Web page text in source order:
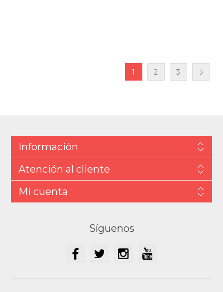
1 2 3
Información
Atención al cliente
Mi cuenta
Síguenos